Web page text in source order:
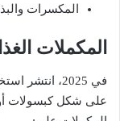
المكسرات
المكملات
في 2025،
على شكل كبسولات أو